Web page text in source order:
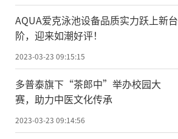
AQUA爱克泳池设备品质实力跃上新台
阶，迎来如潮好评！
2023-03-23 09:15:15
多普泰旗下“茶郎中”举办校园大
赛，助力中医文化传承
2023-03-23 09:14:56